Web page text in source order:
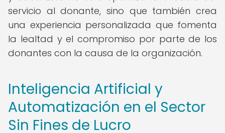
servicio al donante, sino que también crea
una experiencia personalizada que fomenta
la lealtad y el compromiso por parte de los
donantes con la causa de la organización.
Inteligencia Artificial y
Automatización en el Sector
Sin Fines de Lucro